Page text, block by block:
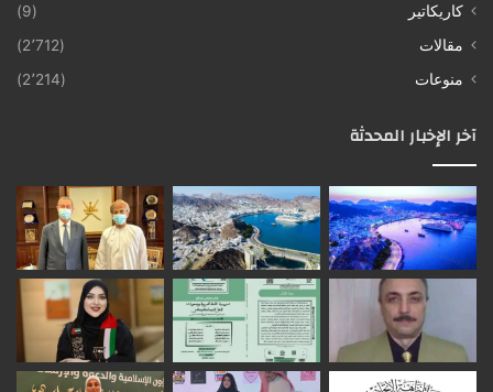
كاريكاتير
(9)
مقالات
(2٬712)
منوعات
(2٬214)
آخر الإخبار المحدثة